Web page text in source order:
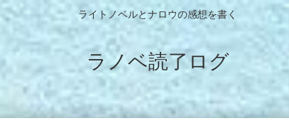
ライトノベルとナロウの感想を書く
ラノベ読了ログ